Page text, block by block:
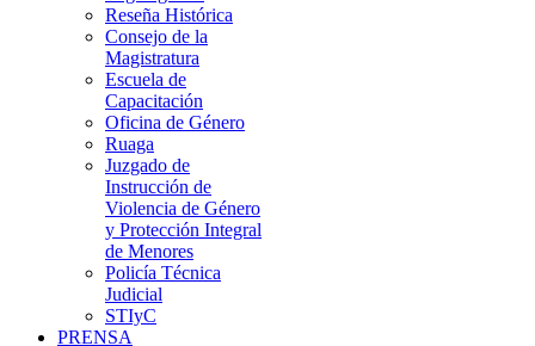
Reseña Histórica
Consejo de la
Magistratura
Escuela de
Capacitación
Oficina de Género
Ruaga
Juzgado de
Instrucción de
Violencia de Género
y Protección Integral
de Menores
Policía Técnica
Judicial
STIyC
PRENSA